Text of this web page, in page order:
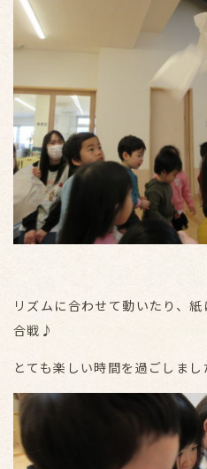
リズムに合わせて動いたり、
合戦♪
とても楽しい時間を過ごしま